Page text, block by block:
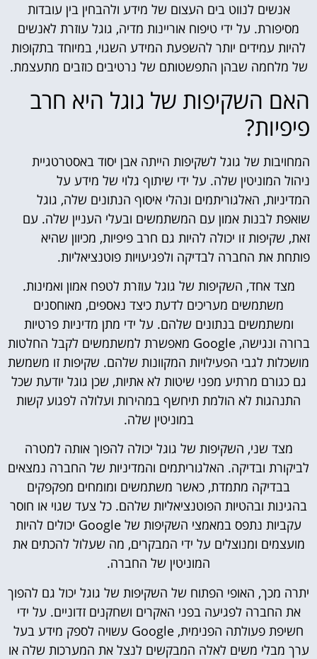
אנשים לנווט בים העצום של מידע ולהבחין בין עובדות
מסיפורת. על ידי טיפוח אוריינות מדיה, גוגל עוזרת לאנשים
להיות עמידים יותר להשפעת המידע השגוי, במיוחד בתקופות
של מלחמה שבהן התפשטותם של נרטיבים כוזבים מתעצמת.
האם השקיפות של גוגל היא חרב
פיפיות?
המחויבות של גוגל לשקיפות הייתה אבן יסוד באסטרטגיית
ניהול המוניטין שלה. על ידי שיתוף גלוי של מידע על
המדיניות, האלגוריתמים ונהלי איסוף הנתונים שלה, גוגל
שואפת לבנות אמון עם המשתמשים ובעלי העניין שלה. עם
זאת, שקיפות זו יכולה להיות גם חרב פיפיות, מכיוון שהיא
פותחת את החברה לבדיקה ולפגיעויות פוטנציאליות.
מצד אחד, השקיפות של גוגל עוזרת לטפח אמון ואמינות.
משתמשים מעריכים לדעת כיצד נאספים, מאוחסנים
ומשתמשים בנתונים שלהם. על ידי מתן מדיניות פרטיות
ברורה ונגישה, Google מאפשרת למשתמשים לקבל החלטות
מושכלות לגבי הפעילויות המקוונות שלהם. שקיפות זו משמשת
גם כגורם מרתיע מפני שיטות לא אתיות, שכן גוגל יודעת שכל
התנהגות לא הולמת תיחשף במהירות ועלולה לפגוע קשות
במוניטין שלה.
מצד שני, השקיפות של גוגל יכולה להפוך אותה למטרה
לביקורת ובדיקה. האלגוריתמים והמדיניות של החברה נמצאים
בבדיקה מתמדת, כאשר משתמשים ומומחים מפקפקים
בהגינות ובהטיות הפוטנציאליות שלהם. כל צעד שגוי או חוסר
עקביות נתפס במאמצי השקיפות של Google יכולים להיות
מועצמים ומנוצלים על ידי המבקרים, מה שעלול להכתים את
המוניטין של החברה.
יתרה מכך, האופי הפתוח של השקיפות של גוגל יכול גם להפוך
את החברה לפגיעה בפני האקרים ושחקנים זדוניים. על ידי
חשיפת פעולתה הפנימית, Google עשויה לספק מידע בעל
ערך מבלי משים לאלה המבקשים לנצל את המערכות שלה או